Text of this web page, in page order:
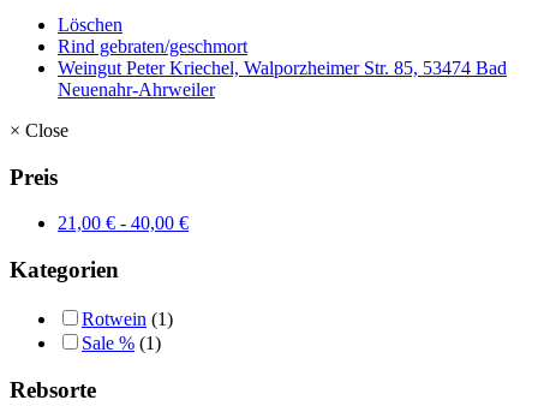
Löschen
Rind gebraten/geschmort
Weingut Peter Kriechel, Walporzheimer Str. 85, 53474 Bad
Neuenahr-Ahrweiler
× Close
Preis
21,00 € - 40,00 €
Kategorien
Rotwein (1)
Sale % (1)
Rebsorte